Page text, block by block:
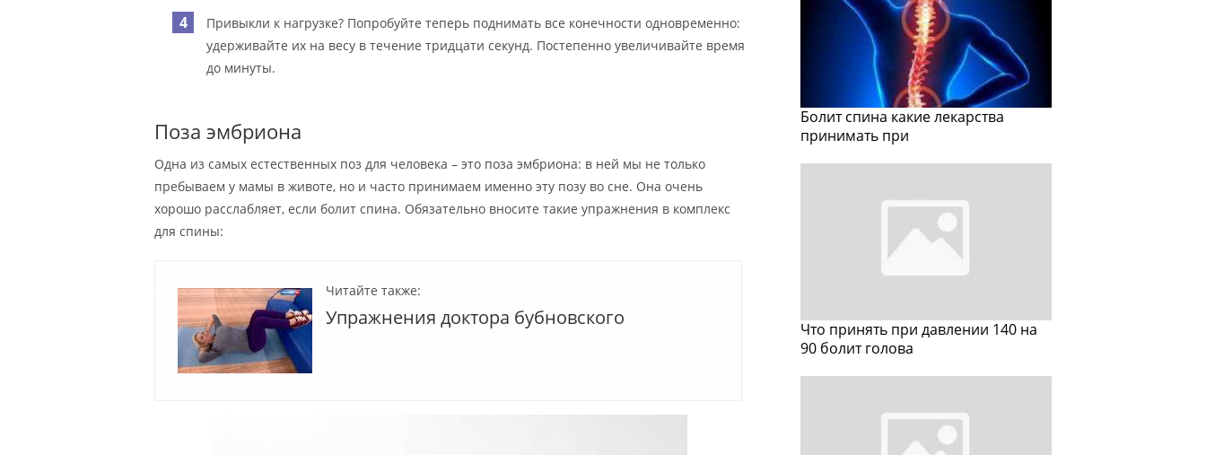
Привыкли к нагрузке? Попробуйте теперь поднимать все конечности одновременно:
удерживайте их на весу в течение тридцати секунд. Постепенно увеличивайте время
до минуты.
Поза эмбриона
Одна из самых естественных поз для человека – это поза эмбриона: в ней мы не только
пребываем у мамы в животе, но и часто принимаем именно эту позу во сне. Она очень
хорошо расслабляет, если болит спина. Обязательно вносите такие упражнения в комплекс
для спины:
Читайте также:
Упражнения доктора бубновского
Болит спина какие лекарства
принимать при
Что принять при давлении 140 на
90 болит голова